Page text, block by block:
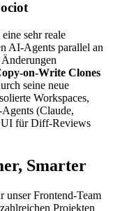
sehr reale
AI-Agents parallel an
on-Write Clones
seine neue
Workspaces,
(Claude,
UI für Diff-Reviews
Smarter
unser Frontend-Team
Projekten